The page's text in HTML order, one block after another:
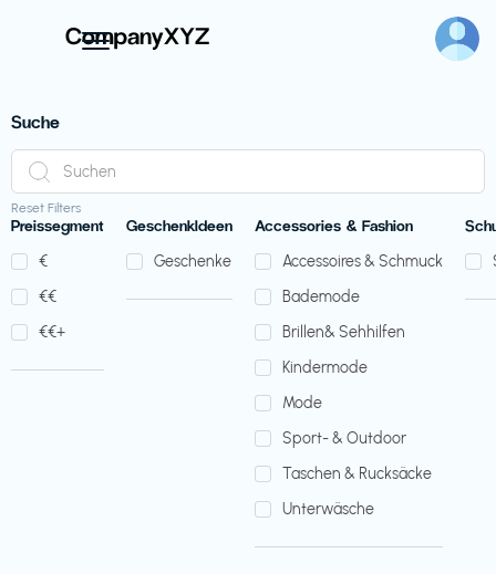
Suche
Reset Filters
Preissegment
€‎
€‎€‎
€‎€‎+
GeschenkIdeen
Geschenke
Accessories & Fashion
Accessoires & Schmuck
Bademode
Brillen& Sehhilfen
Kindermode
Mode
Sport- & Outdoor
Taschen & Rucksäcke
Unterwäsche